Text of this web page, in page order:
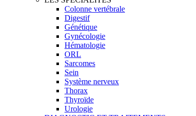
Colonne vertébrale
Digestif
Génétique
Gynécologie
Hématologie
ORL
Sarcomes
Sein
Système nerveux
Thorax
Thyroïde
Urologie